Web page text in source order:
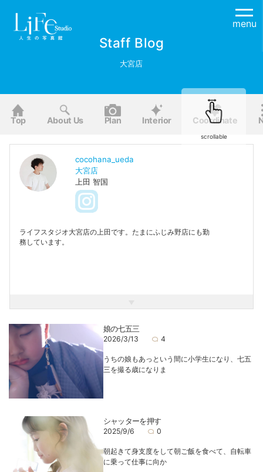
menu
Staff Blog
大宮店
Top About Us Plan Interior Coordinate
cocohana_ueda
大宮店
上田 智国
ライフスタジオ大宮店の上田です。たまにふじみ野店にも勤
務しています。
こどもたちの気持ちに寄り添いながら、ステキな瞬間を写真
に残せたらと思っています。
少し前から家庭菜園をはじめまして、地道に種類を増やして
います。
緑に囲まれた生活を夢見て、タネや小さな苗からじっくり育
てています。
スタジオでお会いする事があれば、よろしくお願いします＾
娘の七五三
2026/3/13 4
うちの娘もあっという間に小学生になり、七五
三を撮る歳になりま
シャッターを押す
2025/9/6 0
朝起きて身支度をして朝ご飯を食べて、自転車
に乗って仕事に向か